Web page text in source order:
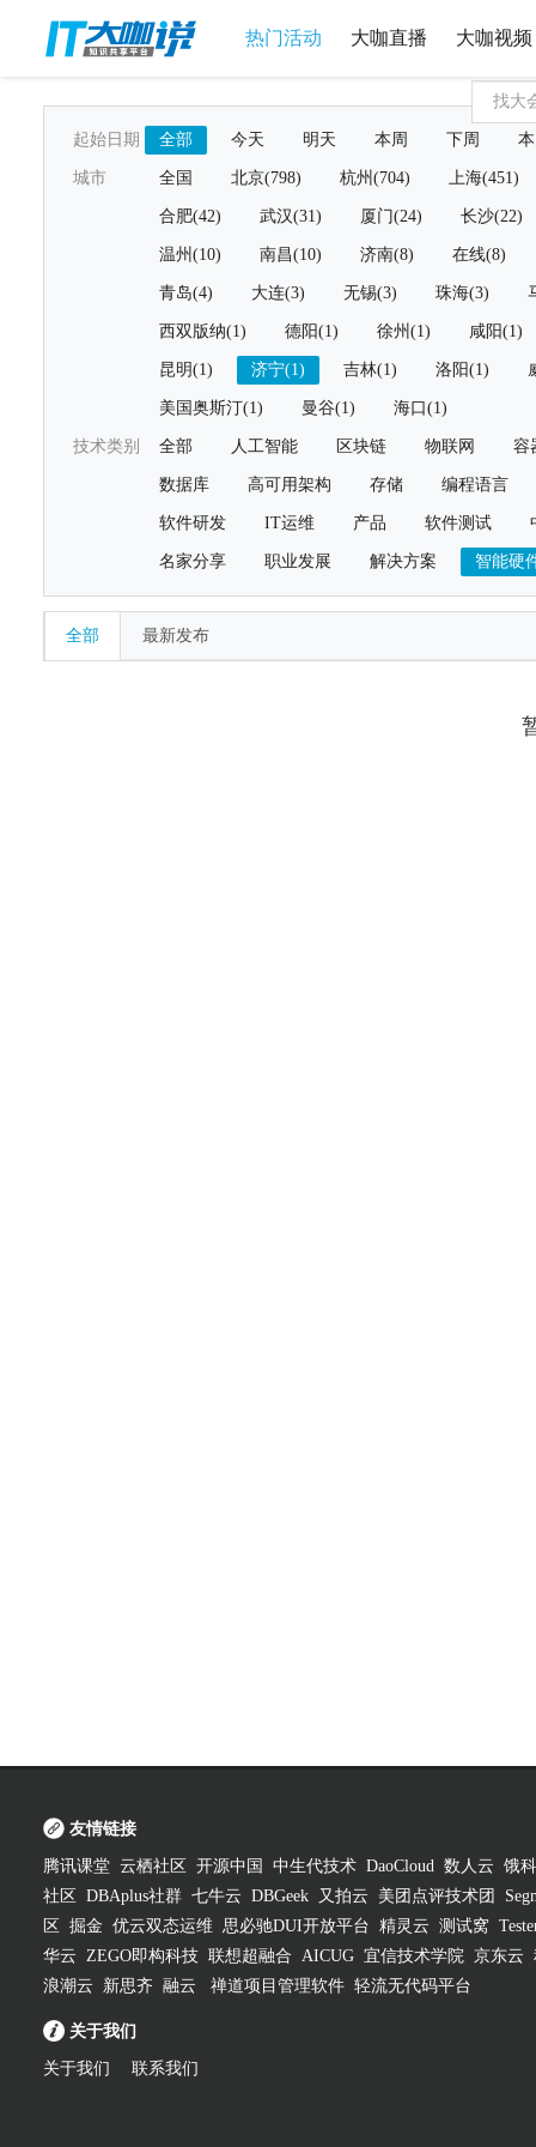
热门活动 大咖直播 大咖视频
起始日期 全部 今天 明天 本周 下周
城市 全国 北京(798) 杭州(704) 上海(451)
合肥(42) 武汉(31) 厦门(24) 长沙(22)
温州(10) 南昌(10) 济南(8) 在线(8)
青岛(4) 大连(3) 无锡(3) 珠海(3)
西双版纳(1) 德阳(1) 徐州(1) 咸阳(1)
昆明(1) 济宁(1) 吉林(1) 洛阳(1)
美国奥斯汀(1) 曼谷(1) 海口(1)
技术类别 全部 人工智能 区块链 物联网 容
数据库 高可用架构 存储 编程语言
软件研发 IT运维 产品 软件测试
名家分享 职业发展 解决方案 智能硬
全部 最新发布
友情链接
腾讯课堂 云栖社区 开源中国 中生代技术 DaoCloud 数人云 饿
社区
DBAplus社群 七牛云 DBGeek 又拍云 美团点评技术团
区
掘金 优云双态运维 思必驰DUI开放平台 精灵云 测试窝
华云 ZEGO即构科技 联想超融合 AICUG 宜信技术学院 京东云
浪潮云
新思齐 融云 禅道项目管理软件 轻流无代码平台
关于我们
关于我们 联系我们